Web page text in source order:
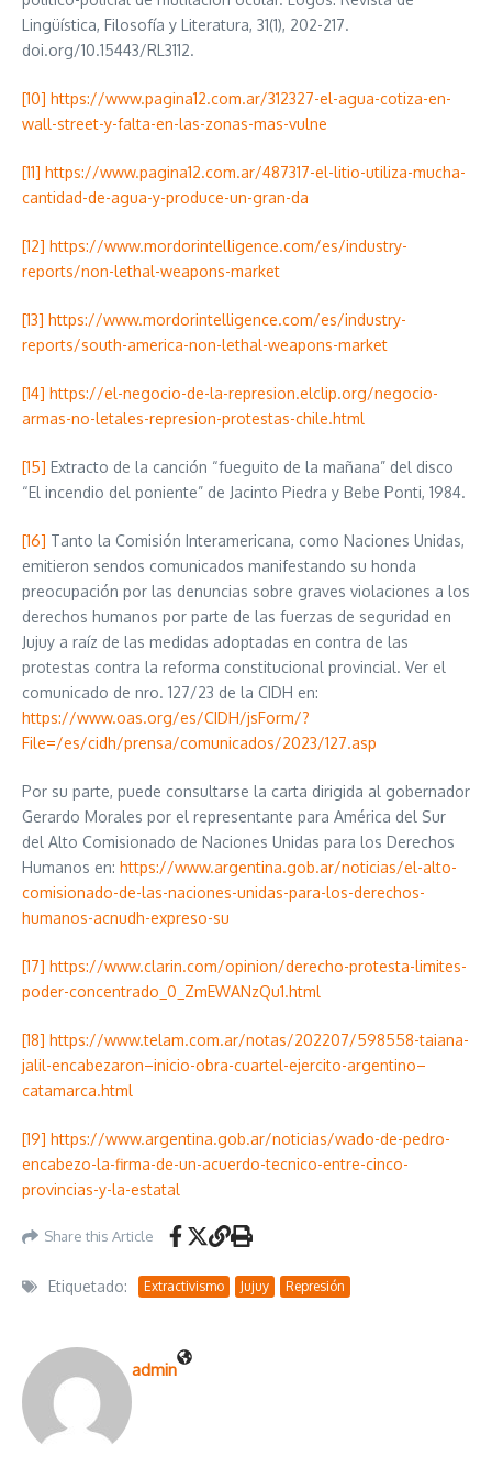
Lingüística, Filosofía y Literatura, 31(1), 202-217.
doi.org/10.15443/RL3112.
[10] https://www.pagina12.com.ar/312327-el-agua-cotiza-en-
wall-street-y-falta-en-las-zonas-mas-vulne
[11] https://www.pagina12.com.ar/487317-el-litio-utiliza-mucha-
cantidad-de-agua-y-produce-un-gran-da
[12] https://www.mordorintelligence.com/es/industry-
reports/non-lethal-weapons-market
[13] https://www.mordorintelligence.com/es/industry-
reports/south-america-non-lethal-weapons-market
[14] https://el-negocio-de-la-represion.elclip.org/negocio-
armas-no-letales-represion-protestas-chile.html
[15] Extracto de la canción “fueguito de la mañana” del disco
“El incendio del poniente” de Jacinto Piedra y Bebe Ponti, 1984.
[16] Tanto la Comisión Interamericana, como Naciones Unidas,
emitieron sendos comunicados manifestando su honda
preocupación por las denuncias sobre graves violaciones a los
derechos humanos por parte de las fuerzas de seguridad en
Jujuy a raíz de las medidas adoptadas en contra de las
protestas contra la reforma constitucional provincial. Ver el
comunicado de nro. 127/23 de la CIDH en:
https://www.oas.org/es/CIDH/jsForm/?
File=/es/cidh/prensa/comunicados/2023/127.asp
Por su parte, puede consultarse la carta dirigida al gobernador
Gerardo Morales por el representante para América del Sur
del Alto Comisionado de Naciones Unidas para los Derechos
Humanos en: https://www.argentina.gob.ar/noticias/el-alto-
comisionado-de-las-naciones-unidas-para-los-derechos-
humanos-acnudh-expreso-su
[17] https://www.clarin.com/opinion/derecho-protesta-limites-
poder-concentrado_0_ZmEWANzQu1.html
[18] https://www.telam.com.ar/notas/202207/598558-taiana-
jalil-encabezaron–inicio-obra-cuartel-ejercito-argentino–
catamarca.html
[19] https://www.argentina.gob.ar/noticias/wado-de-pedro-
encabezo-la-firma-de-un-acuerdo-tecnico-entre-cinco-
provincias-y-la-estatal
Share this Article
Etiquetado: Extractivismo Jujuy Represión
admin